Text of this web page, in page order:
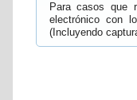
Para casos que
electrónico con
(Incluyendo